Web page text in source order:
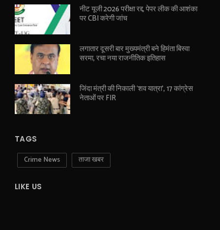
नीट यूजी 2026 परीक्षा रद्द, पेपर लीक की आशंका
पर CBI करेगी जांच
लगातार दूसरी बार मुख्यमंत्री बने हिमंता बिस्वा
सरमा, रचा नया राजनीतिक इतिहास
जिंदा मंत्री की निकाली ‘शव यात्रा’, 17 कांग्रेस
नेताओं पर FIR
TAGS
Crime News ताजा खबर
LIKE US